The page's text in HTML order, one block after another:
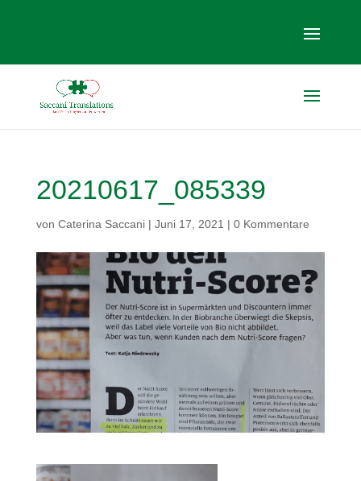
20210617_085339
von Caterina Saccani| Juni 17, 2021 | 0 Kommentare